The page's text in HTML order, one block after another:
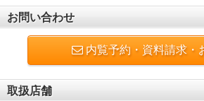
お問い合わせ
内覧予約・資料請求・
取扱店舗